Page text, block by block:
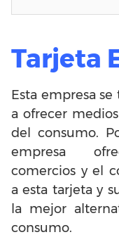
Tarjeta
Esta empresa
a ofrecer
del consumo.
empresa
comercios y el
a esta tarjeta y
la mejor
consumo.